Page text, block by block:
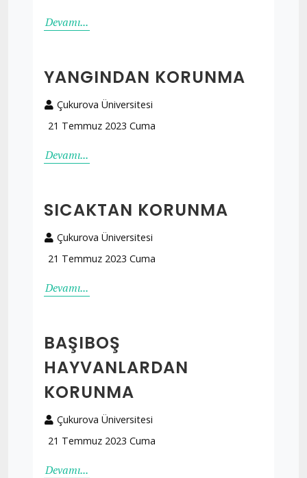
Devamı...
YANGINDAN KORUNMA
Çukurova Üniversitesi
21 Temmuz 2023 Cuma
Devamı...
SICAKTAN KORUNMA
Çukurova Üniversitesi
21 Temmuz 2023 Cuma
Devamı...
BAŞIBOŞ
HAYVANLARDAN
KORUNMA
Çukurova Üniversitesi
21 Temmuz 2023 Cuma
Devamı...